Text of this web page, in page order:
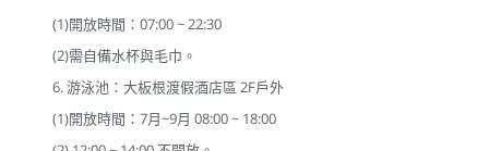
(1)開放時間：07:00 ~ 22:30
(2)需自備水杯與毛巾。
6. 游泳池：大板根渡假酒店區 2F戶外
(1)開放時間：7月~9月 08:00 ~ 18:00